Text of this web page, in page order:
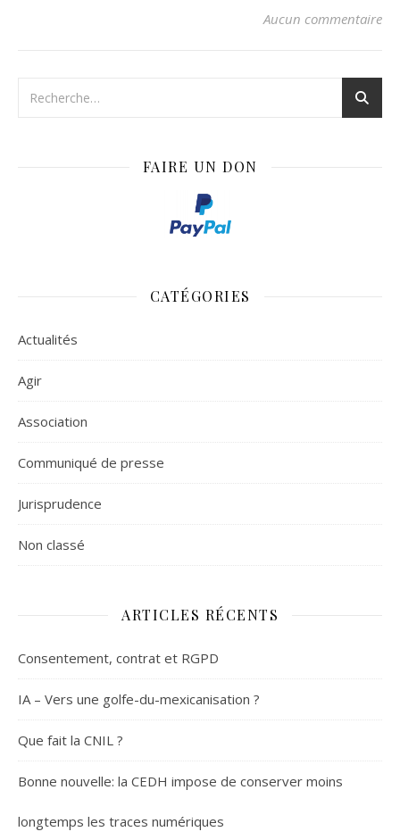
Aucun commentaire
FAIRE UN DON
CATÉGORIES
Actualités
Agir
Association
Communiqué de presse
Jurisprudence
Non classé
ARTICLES RÉCENTS
Consentement, contrat et RGPD
IA – Vers une golfe-du-mexicanisation ?
Que fait la CNIL ?
Bonne nouvelle: la CEDH impose de conserver moins
longtemps les traces numériques